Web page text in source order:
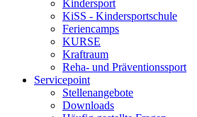
Kindersport
KiSS - Kindersportschule
Feriencamps
KURSE
Kraftraum
Reha- und Präventionssport
Servicepoint
Stellenangebote
Downloads